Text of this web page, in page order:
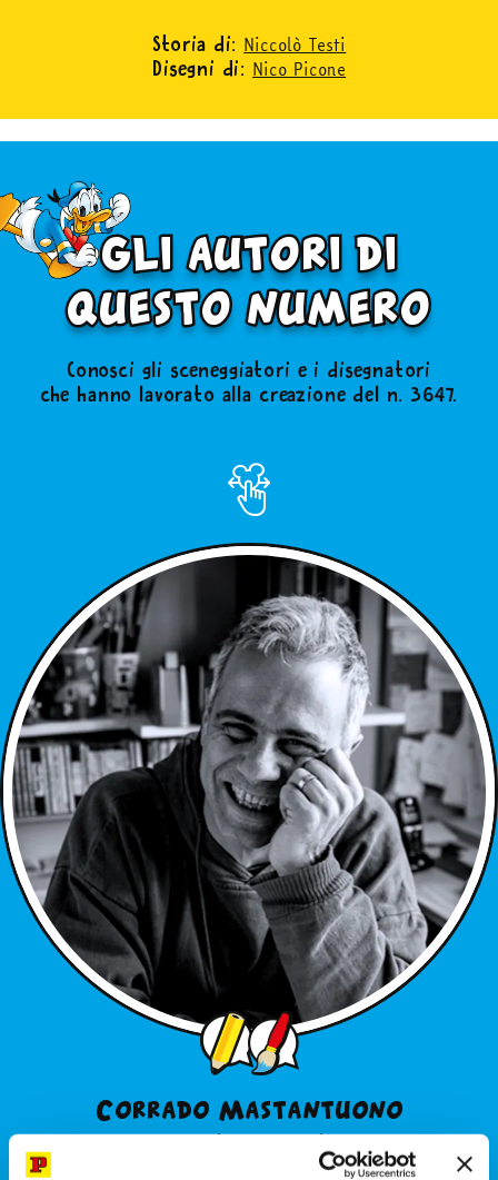
Storia di: Niccolò Testi
Disegni di: Nico Picone
gli autori di
questo numero
Conosci gli sceneggiatori e i disegnatori
che hanno lavorato alla creazione del n. 3647.
Corrado Mastantuono